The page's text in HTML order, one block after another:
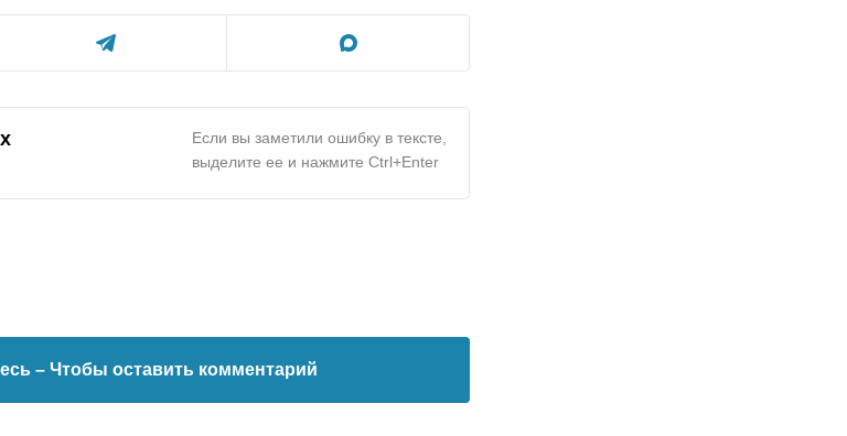
Если вы заметили ошибку в тексте,
выделите ее и нажмите Ctrl+Enter
– Чтобы оставить комментарий